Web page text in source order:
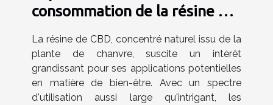
consommation de la résine de
La résine de CBD, concentré naturel issu de la
plante de chanvre, suscite un intérêt
grandissant pour ses applications potentielles
en matière de bien-être. Avec un spectre
d'utilisation aussi large qu'intrigant, les